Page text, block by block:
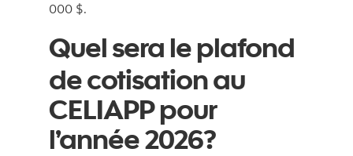
000 $.
Quel sera le plafond
de cotisation au
CELIAPP pour
l’année 2026?